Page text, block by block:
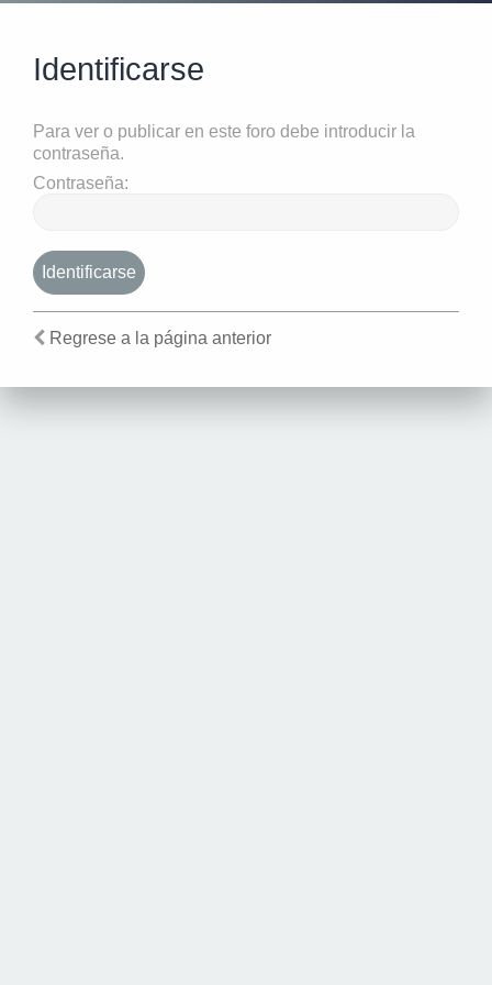
Identificarse
Para ver o publicar en este foro debe introducir la
contraseña.
Contraseña:
Regrese a la página anterior